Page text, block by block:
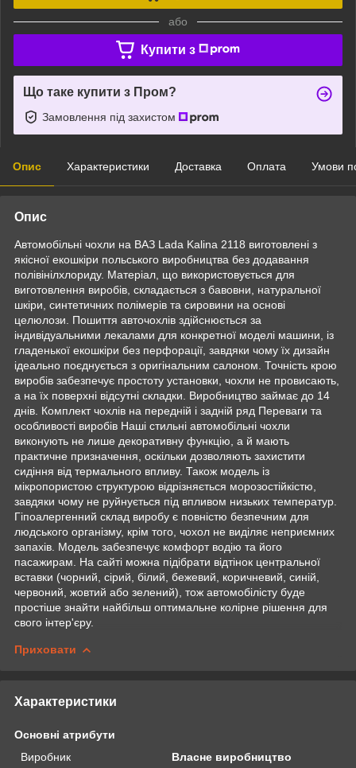
або
Купити з
Що таке купити з Пром?
Замовлення під захистом
Опис Характеристики Доставка Оплата Умови
Опис
Автомобільні чохли на ВАЗ Lada Kalina 2118 виготовлені з
якісної екошкіри польського виробництва без додавання
полівінілхлориду. Матеріал, що використовується для
виготовлення виробів, складається з бавовни, натуральної
шкіри, синтетичних полімерів та сировини на основі
целюлози. Пошиття авточохлів здійснюється за
індивідуальними лекалами для конкретної моделі машини, із
гладенької екошкіри без перфорації, завдяки чому їх дизайн
ідеально поєднується з оригінальним салоном. Точність крою
виробів забезпечує простоту установки, чохли не провисають,
а на їх поверхні відсутні складки. Виробництво займає до 14
днів. Комплект чохлів на передній і задній ряд Переваги та
особливості виробів Наші стильні автомобільні чохли
виконують не лише декоративну функцію, а й мають
практичне призначення, оскільки дозволяють захистити
сидіння від термального впливу. Також модель із
мікропористою структурою відрізняється морозостійкістю,
завдяки чому не руйнується під впливом низьких температур.
Гіпоалергенний склад виробу є повністю безпечним для
людського організму, крім того, чохол не виділяє неприємних
запахів. Модель забезпечує комфорт водію та його
пасажирам. На сайті можна підібрати відтінок центральної
вставки (чорний, сірий, білий, бежевий, коричневий, синій,
червоний, жовтий або зелений), тож автомобілісту буде
простіше знайти найбільш оптимальне колірне рішення для
свого інтер'єру.
Приховати
Характеристики
Основні атрибути
Виробник
Власне виробництво